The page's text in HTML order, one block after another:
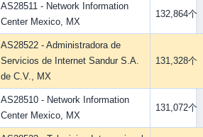
AS28511 - Network Information
Center Mexico, MX
132,864个
AS28522 - Administradora de
Servicios de Internet Sandur S.A.
de C.V., MX
131,328个
AS28510 - Network Information
Center Mexico, MX
131,072个